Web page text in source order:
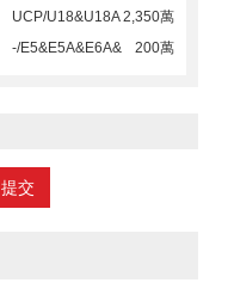
UCP/U18&U18A2,350萬
-/E5&E5A&E6A& 200萬
提交